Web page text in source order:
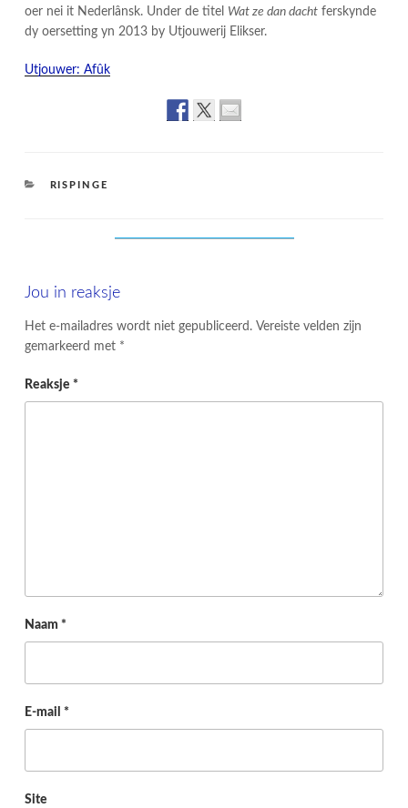
oer nei it Nederlânsk. Under de titel Wat ze dan dacht ferskynde
dy oersetting yn 2013 by Utjouwerij Elikser.
Utjouwer: Afûk
CATEGORIES
RISPINGE
Jou in reaksje
Het e-mailadres wordt niet gepubliceerd. Vereiste velden zijn
gemarkeerd met *
Reaksje *
Naam *
E-mail *
Site